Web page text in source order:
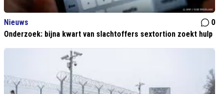
Nieuws
0
Onderzoek: bijna kwart van slachtoffers sextortion zoekt hulp